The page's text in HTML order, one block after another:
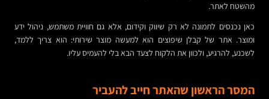
מהשטח לאתר.
כאן נכנסים לתמונה לא רק שיווק וקידום, אלא גם חוויית משתמש, ניהול ידע
ומוצר. אתר של קבלן שיפוצים הוא למעשה מוצר שירותי: הוא צריך ללמד,
לשכנע, להרגיע, ולכוון את הלקוח לצעד הבא בלי להעמיס עליו.
המסר הראשון שהאתר חייב להעביר